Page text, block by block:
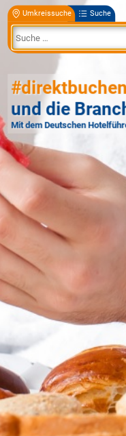
Umkreissuche Suche
#direktbuchen
und die
Mit dem Deutschen